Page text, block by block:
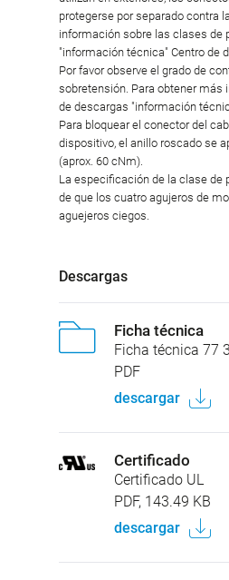
protegerse por separado contra
información sobre las clases de
"información técnica" Centro de
Por favor observe el grado de
sobretensión. Para obtener más
de descargas "información
Para bloquear el conector del
dispositivo, el anillo roscado se
(aprox. 60 cNm).
La especificación de la clase de
de que los cuatro agujeros de
aguejeros ciegos.
Descargas
Ficha técnica
Ficha técnica 77
PDF
descargar
Certificado
Certificado UL
PDF, 143.49 KB
descargar